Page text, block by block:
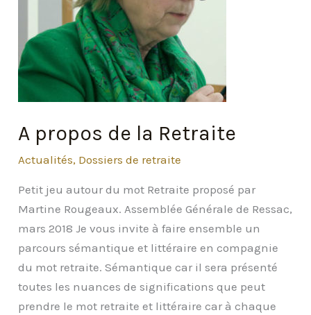
A propos de la Retraite
Actualités, Dossiers de retraite
Petit jeu autour du mot Retraite proposé par
Martine Rougeaux. Assemblée Générale de Ressac,
mars 2018 Je vous invite à faire ensemble un
parcours sémantique et littéraire en compagnie
du mot retraite. Sémantique car il sera présenté
toutes les nuances de significations que peut
prendre le mot retraite et littéraire car à chaque